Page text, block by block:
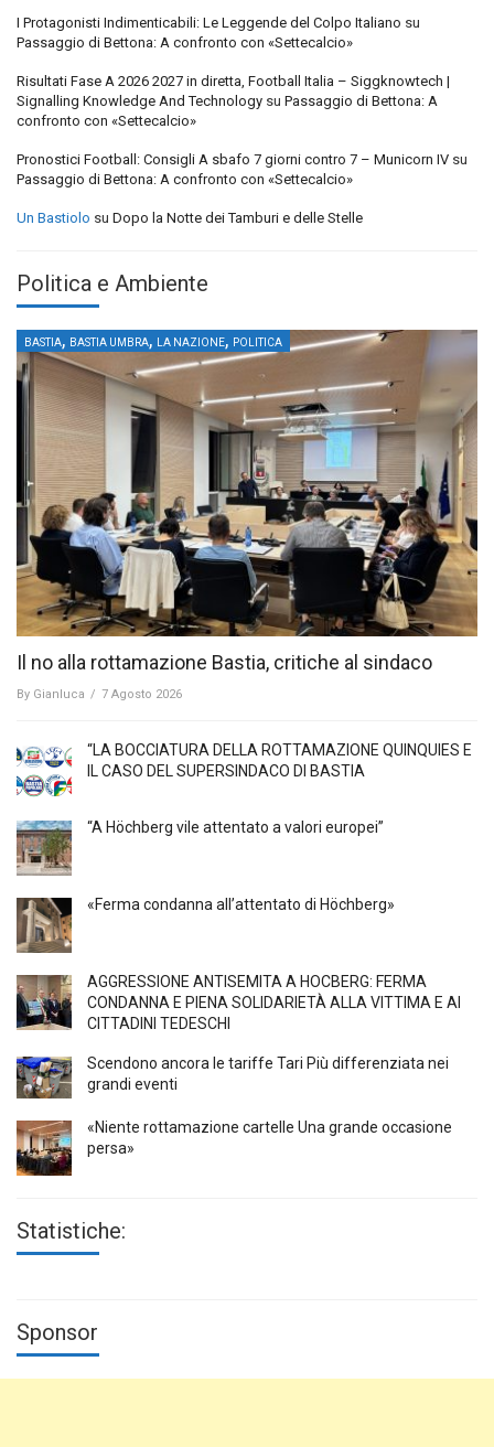
I Protagonisti Indimenticabili: Le Leggende del Colpo Italiano su
Passaggio di Bettona: A confronto con «Settecalcio»
Risultati Fase A 2026 2027 in diretta, Football Italia – Siggknowtech |
Signalling Knowledge And Technology su Passaggio di Bettona: A
confronto con «Settecalcio»
Pronostici Football: Consigli A sbafo 7 giorni contro 7 – Municorn IV su
Passaggio di Bettona: A confronto con «Settecalcio»
Un Bastiolo su Dopo la Notte dei Tamburi e delle Stelle
Politica e Ambiente
BASTIA, BASTIA UMBRA, LA NAZIONE, POLITICA
Il no alla rottamazione Bastia, critiche al sindaco
By Gianluca / 7 Agosto 2026
“LA BOCCIATURA DELLA ROTTAMAZIONE QUINQUIES E
IL CASO DEL SUPERSINDACO DI BASTIA
“A Höchberg vile attentato a valori europei”
«Ferma condanna all’attentato di Höchberg»
AGGRESSIONE ANTISEMITA A HÖCBERG: FERMA
CONDANNA E PIENA SOLIDARIETÀ ALLA VITTIMA E AI
CITTADINI TEDESCHI
Scendono ancora le tariffe Tari Più differenziata nei
grandi eventi
«Niente rottamazione cartelle Una grande occasione
persa»
Statistiche:
Sponsor